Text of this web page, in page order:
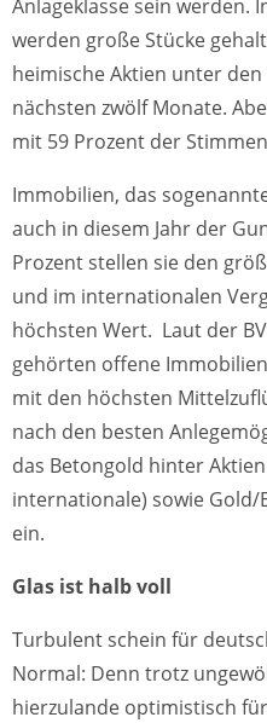
Anlageklasse sein werden.
werden große Stücke
heimische Aktien unter
nächsten zwölf Monate.
mit 59 Prozent der
Immobilien, das
auch in diesem Jahr der
Prozent stellen sie den
und im internationalen
höchsten Wert. Laut der
gehörten offene
mit den höchsten
nach den besten
das Betongold hinter
internationale) sowie Gold/
ein.
Glas ist halb voll
Turbulent schein für
Normal: Denn trotz
hierzulande optimistisch